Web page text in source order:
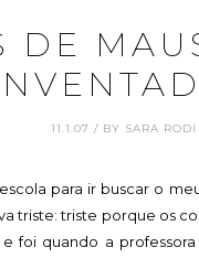
DE
11.1.07 / BY SARA RODI
para ir buscar o
triste: triste porque os
foi quando a